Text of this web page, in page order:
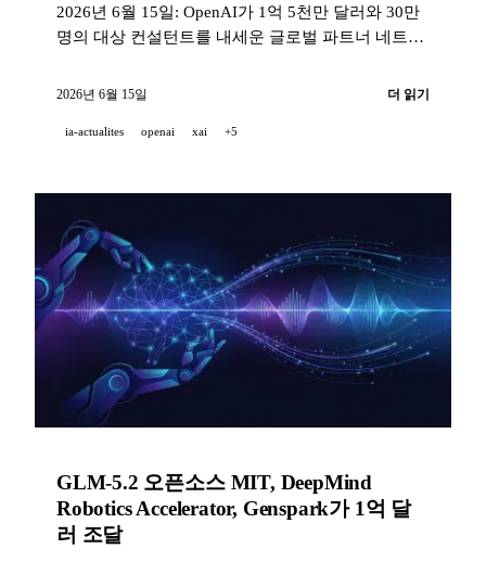
2026년 6월 15일: OpenAI가 1억 5천만 달러와 30만
명의 대상 컨설턴트를 내세운 글로벌 파트너 네트워
포하며 Grok을 Warp에 통합하고, Kimi는 오픈소스
Director's Suite를 선보이고, ElevenLabs는 API를 통
2026년 6월 15일 더 읽기
ia-actualites openai xai +5
GLM-5.2 오픈소스 MIT, DeepMind
Robotics Accelerator, Genspark가 1억 달
러 조달